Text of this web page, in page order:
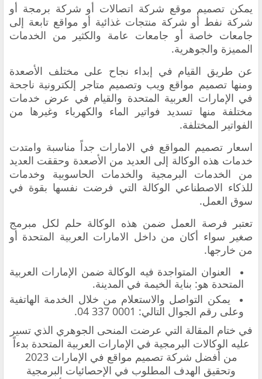
يمكن تصميم موقع شركة اتصالات أو شركة برمجة أو
شركة نفط أو شركة منتجات غذائية أو مواقع تابعة إلى
جامعات خاصة أو جامعات عامة والكثير من الخدمات
المميزة والجوهرية.
عن طريق القيام في إبداء نجاح على مختلف الأصعدة
ومنها تصميم مواقع ويب وتصميم متاجر إلكترونية ناجحة
في الإمارات العربية المتحدة والقيام في عرض خدمات
مختلفة منها تسديد فواتير الماء والكهرباء وغيرها من
الفواتير المختلفة.
اسعار تصميم المواقع في الامارات جداً مناسبة وامتدت
خدمات هذه الوكالة إلى العديد من الأصعدة وحققت العديد
من الخدمات البرمجية والخدمات الحاسوبية وخدمات
للذكاء الاصطناعي الوكالة التي فرضت نفسها بقوة في
سوق العمل.
تعتبر فرصة العمل ضمن هذه الوكالة حلم لكل مبرمج
صغير سواء أكان من داخل الامارات العربية المتحدة أو
من خارجها.
العنوان المتواجدة فيه الوكالة ضمن الإمارات العربية
المتحدة هو: بناية الخيمة في المدينة.
يمكن التواصل والاستعلام من خلال الخدمة الهاتفية
وعلى رقم الجوال التالي: 0001 337 04.
في ختام المقالة التي عرضت المنحى الجوهري الذي تسير
عليه الوكالات البرمجية في الإمارات العربية المتحدة بدءاً
من أفضل شركة تصميم مواقع في الإمارات 2023
وتحقيق الهدف المطلوب في الإحصائيات البرمجية